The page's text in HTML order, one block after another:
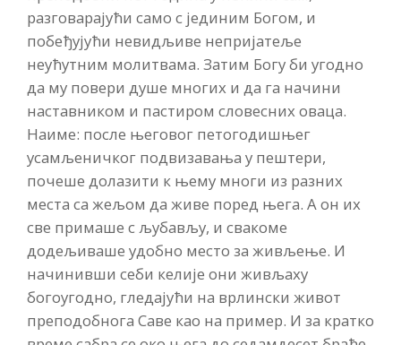
разговарајући само с јединим Богом, и
побеђујући невидљиве непријатеље
неућутним молитвама. Затим Богу би угодно
да му повери душе многих и да га начини
наставником и пастиром словесних оваца.
Наиме: после његовог петогодишњег
усамљеничког подвизавања у пештери,
почеше долазити к њему многи из разних
места са жељом да живе поред њега. А он их
све примаше с љубављу, и свакоме
додељиваше удобно место за живљење. И
начинивши себи келије они живљаху
богоугодно, гледајући на врлински живот
преподобнога Саве као на пример. И за кратко